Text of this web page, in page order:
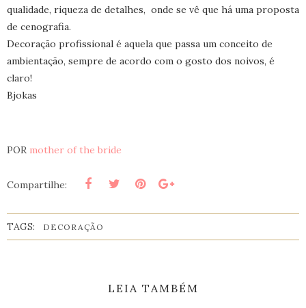
qualidade, riqueza de detalhes, onde se vê que há uma proposta
de cenografia.
Decoração profissional é aquela que passa um conceito de
ambientação, sempre de acordo com o gosto dos noivos, é
claro!
Bjokas
POR mother of the bride
Compartilhe:
TAGS: DECORAÇÃO
LEIA TAMBÉM